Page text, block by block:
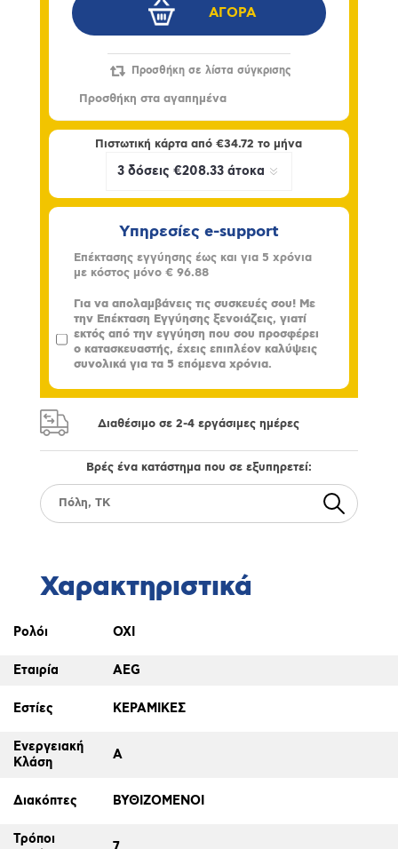
Πιστωτική κάρτα από€34.72 το μήνα
Υπηρεσίες e-support
Επέκτασης εγγύησης έως και για 5 χρόνια
με κόστος μόνο € 96.88
Για να απολαμβάνεις τις συσκευές σου! Με
την Επέκταση Εγγύησης ξενοιάζεις, γιατί
εκτός από την εγγύηση που σου προσφέρει
ο κατασκευαστής, έχεις επιπλέον καλύψεις
συνολικά για τα 5 επόμενα χρόνια.
Διαθέσιμο σε 2-4 εργάσιμες ημέρες
Βρές ένα κατάστημα που σε εξυπηρετεί:
Χαρακτηριστικά
Ρολόι ΟΧΙ
Εταιρία AEG
Εστίες ΚΕΡΑΜΙΚΕΣ
Ενεργειακή
Κλάση
A
Διακόπτες ΒΥΘΙΖΟΜΕΝΟΙ
Τρόποι